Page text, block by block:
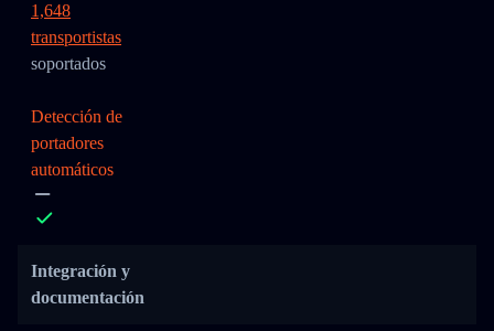
1,648
transportistas
soportados
Detección de
portadores
automáticos
Integración y
documentación